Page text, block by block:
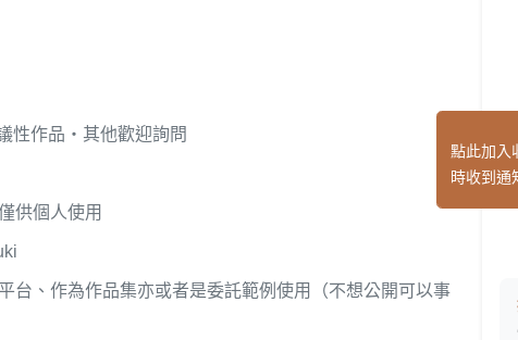
性作品・其他歡迎詢問
供個人使用
台、作為作品集亦或者是委託範例使用（不想公開可以事
點此加入
時收到通